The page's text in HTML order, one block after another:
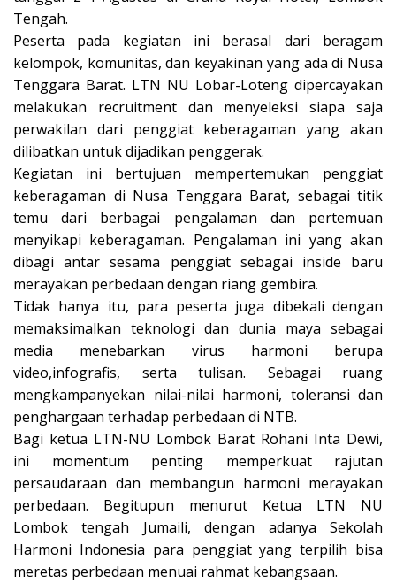
Tengah.
Peserta pada kegiatan ini berasal dari beragam
kelompok, komunitas, dan keyakinan yang ada di Nusa
Tenggara Barat. LTN NU Lobar-Loteng dipercayakan
melakukan recruitment dan menyeleksi siapa saja
perwakilan dari penggiat keberagaman yang akan
dilibatkan untuk dijadikan penggerak.
Kegiatan ini bertujuan mempertemukan penggiat
keberagaman di Nusa Tenggara Barat, sebagai titik
temu dari berbagai pengalaman dan pertemuan
menyikapi keberagaman. Pengalaman ini yang akan
dibagi antar sesama penggiat sebagai inside baru
merayakan perbedaan dengan riang gembira.
Tidak hanya itu, para peserta juga dibekali dengan
memaksimalkan teknologi dan dunia maya sebagai
media menebarkan virus harmoni berupa
video,infografis, serta tulisan. Sebagai ruang
mengkampanyekan nilai-nilai harmoni, toleransi dan
penghargaan terhadap perbedaan di NTB.
Bagi ketua LTN-NU Lombok Barat Rohani Inta Dewi,
ini momentum penting memperkuat rajutan
persaudaraan dan membangun harmoni merayakan
perbedaan. Begitupun menurut Ketua LTN NU
Lombok tengah Jumaili, dengan adanya Sekolah
Harmoni Indonesia para penggiat yang terpilih bisa
meretas perbedaan menuai rahmat kebangsaan.